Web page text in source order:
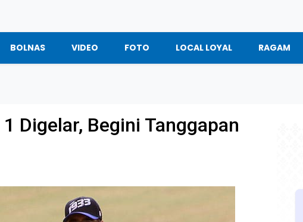
BOLNAS VIDEO FOTO LOCAL LOYAL RAGAM
Digelar, Begini Tanggapan